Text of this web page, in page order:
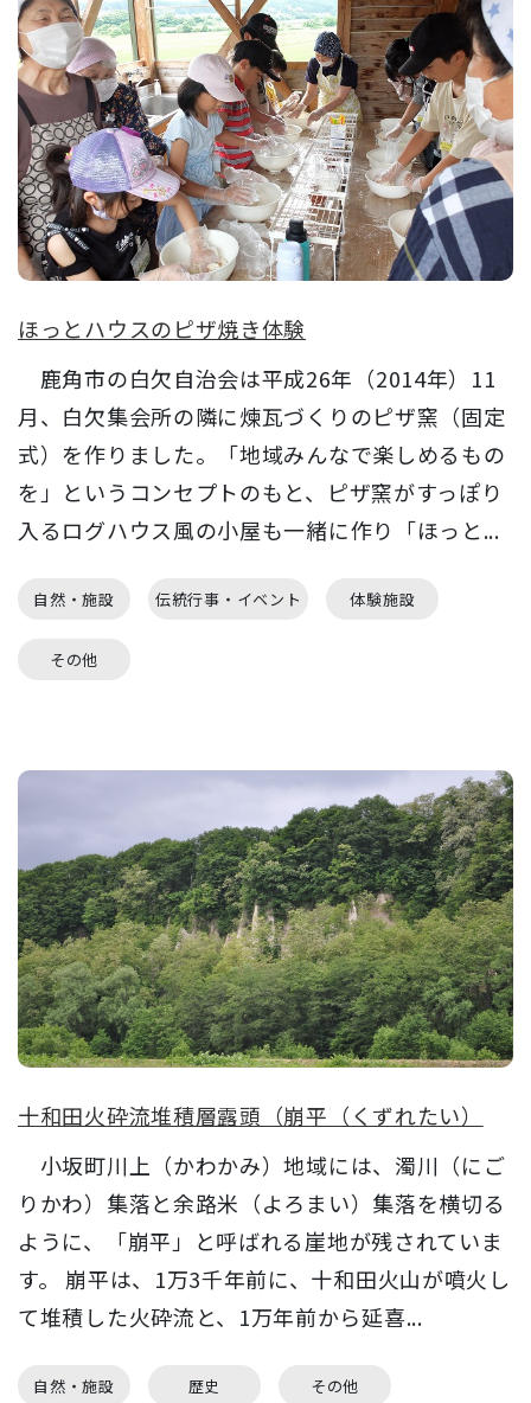
ほっとハウスのピザ焼き体験
鹿角市の白欠自治会は平成26年（2014年）11
月、白欠集会所の隣に煉瓦づくりのピザ窯（固定
式）を作りました。「地域みんなで楽しめるもの
を」というコンセプトのもと、ピザ窯がすっぽり
入るログハウス風の小屋も一緒に作り「ほっと...
自然・施設 伝統行事・イベント 体験施設
その他
十和田火砕流堆積層露頭（崩平（くずれたい）
小坂町川上（かわかみ）地域には、濁川（にご
りかわ）集落と余路米（よろまい）集落を横切る
ように、「崩平」と呼ばれる崖地が残されていま
す。 崩平は、1万3千年前に、十和田火山が噴火し
て堆積した火砕流と、1万年前から延喜...
自然・施設 歴史 その他